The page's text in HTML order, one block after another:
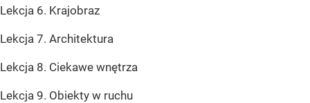
Lekcja 6. Krajobraz
Lekcja 7. Architektura
Lekcja 8. Ciekawe wnętrza
Lekcja 9. Obiekty w ruchu